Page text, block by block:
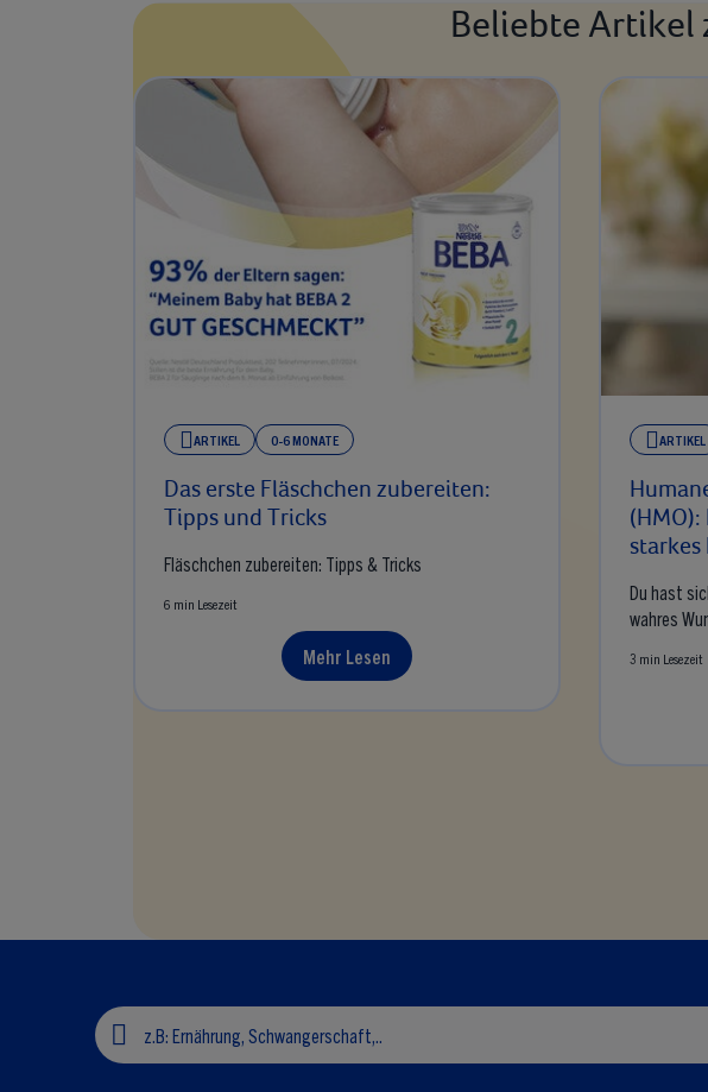
Beliebte Artikel
ARTIKEL 0-6 MONATE
Das erste Fläschchen zubereiten:
Tipps und Tricks
Fläschchen zubereiten: Tipps & Tricks
6 min Lesezeit
Mehr Lesen
ARTIKEL
(HMO):
starkes
Du hast
wahres
3 min Lesezeit